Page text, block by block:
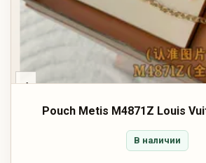
‹
Pouch Metis M4871Z Louis
В наличии